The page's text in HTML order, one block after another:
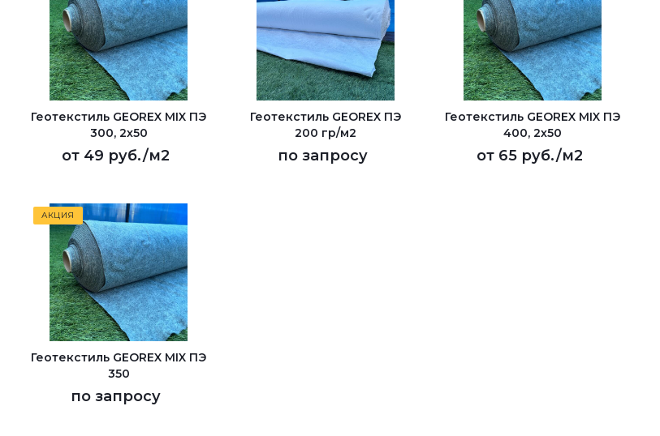
Геотекстиль GEOREX MIX ПЭ
300, 2х50
от 49 руб./м2
Геотекстиль GEOREX ПЭ
200 гр/м2
по запросу
Геотекстиль GEOREX MIX ПЭ
400, 2х50
от 65 руб./м2
АКЦИЯ
Геотекстиль GEOREX MIX ПЭ
350
по запросу